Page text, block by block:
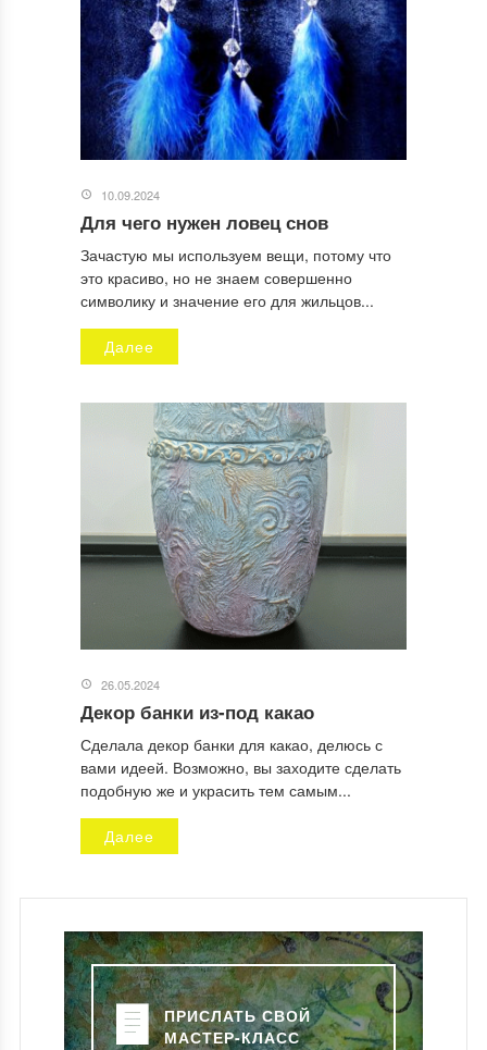
10.09.2024
Для чего нужен ловец снов
Зачастую мы используем вещи, потому что
это красиво, но не знаем совершенно
символику и значение его для жильцов...
Далее
26.05.2024
Декор банки из-под какао
Сделала декор банки для какао, делюсь с
вами идеей. Возможно, вы заходите сделать
подобную же и украсить тем самым...
Далее
ПРИСЛАТЬ СВОЙ
МАСТЕР-КЛАСС